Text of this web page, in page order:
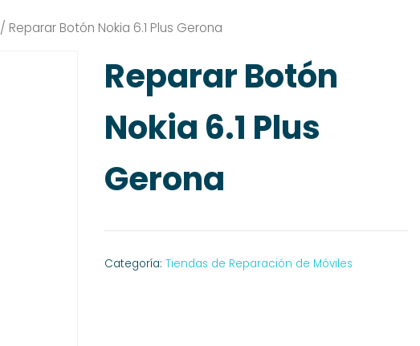
/ Reparar Botón Nokia 6.1 Plus Gerona
Reparar Botón
Nokia 6.1 Plus
Gerona
Categoría:Tiendas de Reparación de Móviles